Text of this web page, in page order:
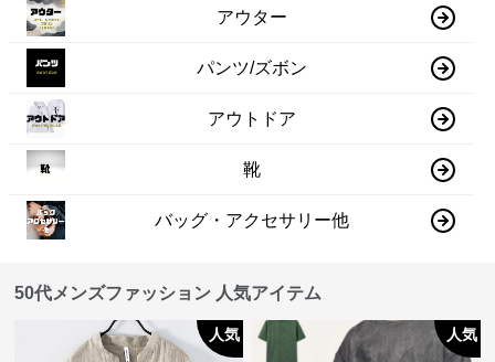
アウター
パンツ/ズボン
アウトドア
靴
バッグ・アクセサリー他
50代メンズファッション 人気アイテム
人気 人気